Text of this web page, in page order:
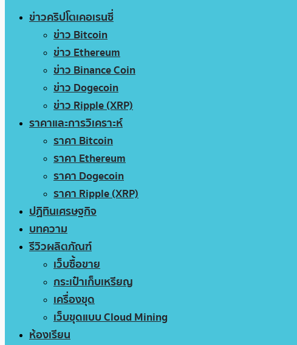
ข่าวคริปโตเคอเรนซี่
ข่าว Bitcoin
ข่าว Ethereum
ข่าว Binance Coin
ข่าว Dogecoin
ข่าว Ripple (XRP)
ราคาและการวิเคราะห์
ราคา Bitcoin
ราคา Ethereum
ราคา Dogecoin
ราคา Ripple (XRP)
ปฏิทินเศรษฐกิจ
บทความ
รีวิวผลิตภัณฑ์
เว็บซื้อขาย
กระเป๋าเก็บเหรียญ
เครื่องขุด
เว็บขุดแบบ Cloud Mining
ห้องเรียน